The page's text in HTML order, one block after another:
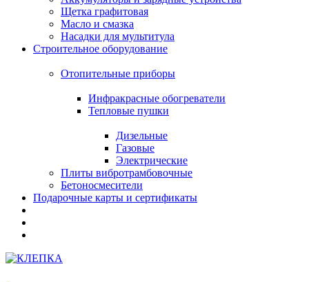
Щетка графитовая
Масло и смазка
Насадки для мультитула
Строительное оборудование
Отопительные приборы
Инфракрасные обогреватели
Тепловые пушки
Дизельные
Газовые
Электрические
Плиты вибротрамбовочные
Бетоносмесители
Подарочные карты и сертификаты